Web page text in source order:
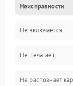
Работа системы
Механика
Оптика
Программное
Неисправности
Не включается
Не печатает
Не распознает